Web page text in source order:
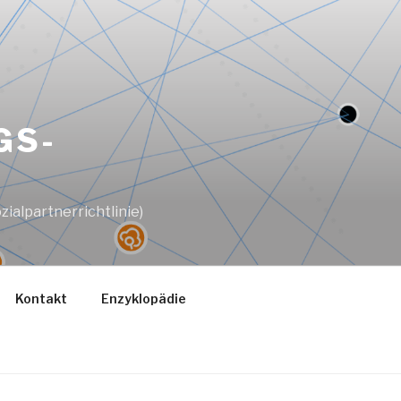
Kontakt Enzyklopädie